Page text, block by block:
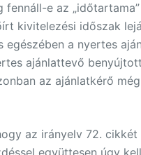
fennáll-e az
kivitelezési időszak
egészében a nyertes
ajánlattevő
az ajánlatkérő
az irányelv 72. cikkét
együttesen úgy